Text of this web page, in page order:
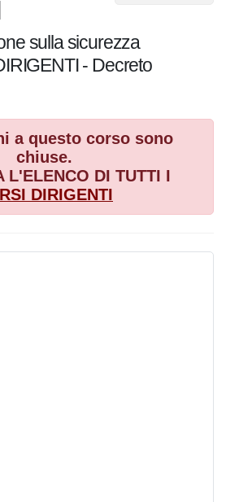
sulla sicurezza
- Decreto
a questo corso sono
chiuse.
L'ELENCO DI TUTTI I
DIRIGENTI